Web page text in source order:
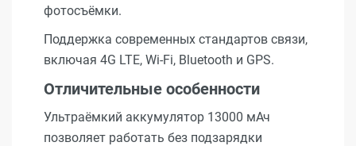
фотосъёмки.
Поддержка современных стандартов связи,
включая 4G LTE, Wi-Fi, Bluetooth и GPS.
Отличительные особенности
Ультраёмкий аккумулятор 13000 мАч
позволяет работать без подзарядки